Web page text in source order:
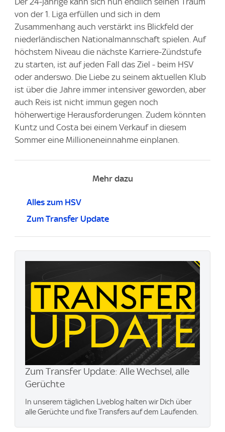
von der 1. Liga erfüllen und sich in dem
Zusammenhang auch verstärkt ins Blickfeld der
niederländischen Nationalmannschaft spielen. Auf
höchstem Niveau die nächste Karriere-Zündstufe
zu starten, ist auf jeden Fall das Ziel - beim HSV
oder anderswo. Die Liebe zu seinem aktuellen Klub
ist über die Jahre immer intensiver geworden, aber
auch Reis ist nicht immun gegen noch
höherwertige Herausforderungen. Zudem könnten
Kuntz und Costa bei einem Verkauf in diesem
Sommer eine Millioneneinnahme einplanen.
Mehr dazu
Alles zum HSV
Zum Transfer Update
Zum Transfer Update: Alle Wechsel, alle
Gerüchte
In unserem täglichen Liveblog halten wir Dich über
alle Gerüchte und fixe Transfers auf dem Laufenden.